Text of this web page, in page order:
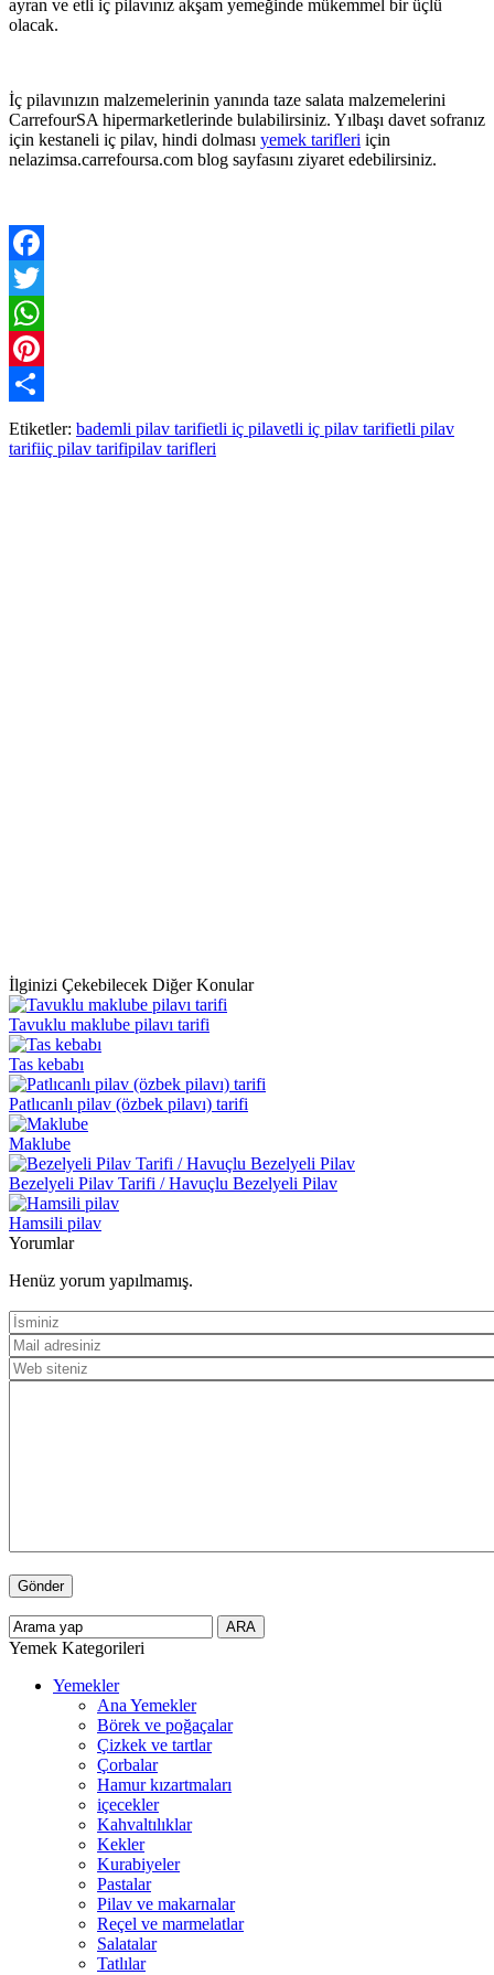
ayran ve etli iç pilavınız akşam yemeğinde mükemmel bir üçlü
olacak.
İç pilavınızın malzemelerinin yanında taze salata malzemelerini
CarrefourSA hipermarketlerinde bulabilirsiniz. Yılbaşı davet sofranız
için kestaneli iç pilav, hindi dolması yemek tarifleri için
nelazimsa.carrefoursa.com blog sayfasını ziyaret edebilirsiniz.
Facebook
Twitter
WhatsApp
Pinterest
Paylaş
Etiketler: bademli pilav tarifietli iç pilavetli iç pilav tarifietli pilav
tarifiiç pilav tarifipilav tarifleri
İlginizi Çekebilecek Diğer Konular
Tavuklu maklube pilavı tarifi
Tas kebabı
Patlıcanlı pilav (özbek pilavı) tarifi
Maklube
Bezelyeli Pilav Tarifi / Havuçlu Bezelyeli Pilav
Hamsili pilav
Yorumlar
Henüz yorum yapılmamış.
Yemek Kategorileri
Yemekler
Ana Yemekler
Börek ve poğaçalar
Çizkek ve tartlar
Çorbalar
Hamur kızartmaları
içecekler
Kahvaltılıklar
Kekler
Kurabiyeler
Pastalar
Pilav ve makarnalar
Reçel ve marmelatlar
Salatalar
Tatlılar